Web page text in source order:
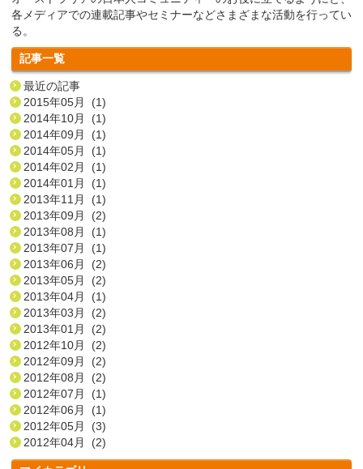
各メディアでの連載記事やセミナーなどさまざまな活動を行ってい
る。
記事一覧
最近の記事
2015年05月 (1)
2014年10月 (1)
2014年09月 (1)
2014年05月 (1)
2014年02月 (1)
2014年01月 (1)
2013年11月 (1)
2013年09月 (2)
2013年08月 (1)
2013年07月 (1)
2013年06月 (2)
2013年05月 (2)
2013年04月 (1)
2013年03月 (2)
2013年01月 (2)
2012年10月 (2)
2012年09月 (2)
2012年08月 (2)
2012年07月 (1)
2012年06月 (1)
2012年05月 (3)
2012年04月 (2)